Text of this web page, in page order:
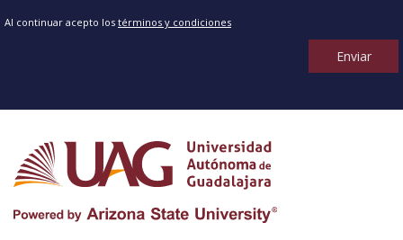
Al continuar acepto los términos y condiciones
Enviar